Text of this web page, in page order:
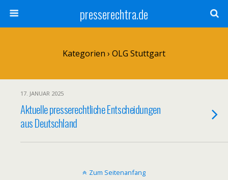
presserechtra.de
Kategorien › OLG Stuttgart
17. JANUAR 2025
Aktuelle presserechtliche Entscheidungen
aus Deutschland
Zum Seitenanfang